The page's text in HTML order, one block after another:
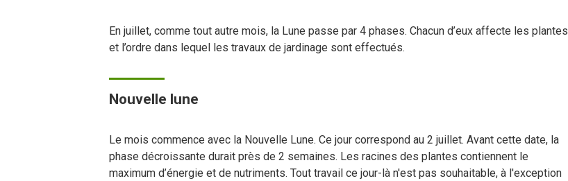
En juillet, comme tout autre mois, la Lune passe par 4 phases. Chacun d’eux affecte les plantes
et l’ordre dans lequel les travaux de jardinage sont effectués.
Nouvelle lune
Le mois commence avec la Nouvelle Lune. Ce jour correspond au 2 juillet. Avant cette date, la
phase décroissante durait près de 2 semaines. Les racines des plantes contiennent le
maximum d’énergie et de nutriments. Tout travail ce jour-là n'est pas souhaitable, à l'exception